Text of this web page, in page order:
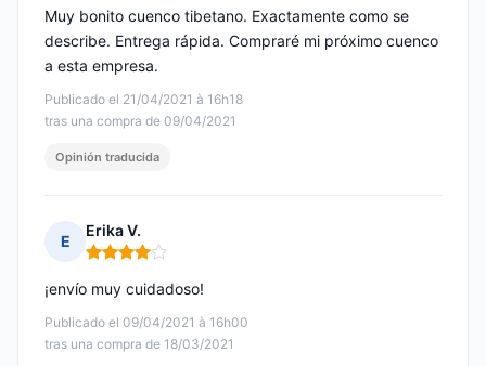
Publicado el 21/04/2021 à 16h18
tras una compra de 09/04/2021
Muy bonito cuenco tibetano. Exactamente como se
describe. Entrega rápida. Compraré mi próximo cuenco
a esta empresa.
Opinión traducida
E
Erika V.
Nota: 4 de 5
Publicado el 09/04/2021 à 16h00
tras una compra de 18/03/2021
¡envío muy cuidadoso!